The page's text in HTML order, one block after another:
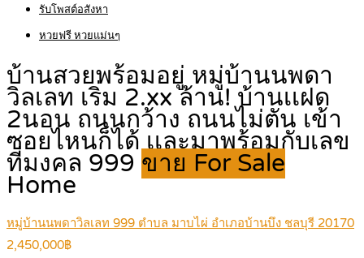
รับโพสต์อสังหา
หวยฟรี หวยแม่นๆ
บ้านสวยพร้อมอยู่ หมู่บ้านนพดา
วิลเลท เริ่ม 2.xx ล้าน! บ้านเเฝด
2นอน ถนนกว้าง ถนนไม่ตัน เข้า
ซอยไหนก็ได้ เเละมาพร้อมกับเลข
ที่มงคล 999 ขาย For Sale
Home
หมู่บ้านนพดาวิลเลท 999 ตำบล มาบไผ่ อำเภอบ้านบึง ชลบุรี 20170
2,450,000฿